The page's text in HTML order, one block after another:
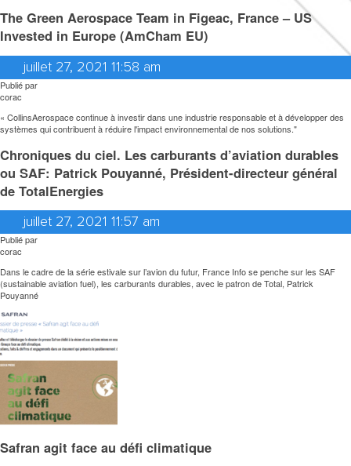
The Green Aerospace Team in Figeac, France – US
Invested in Europe (AmCham EU)
juillet 27, 2021 11:58 am
Publié par
corac
« CollinsAerospace continue à investir dans une industrie responsable et à développer des
systèmes qui contribuent à réduire l'impact environnemental de nos solutions."
Chroniques du ciel. Les carburants d’aviation durables
ou SAF: Patrick Pouyanné, Président-directeur général
de TotalEnergies
juillet 27, 2021 11:57 am
Publié par
corac
Dans le cadre de la série estivale sur l’avion du futur, France Info se penche sur les SAF
(sustainable aviation fuel), les carburants durables, avec le patron de Total, Patrick
Pouyanné
Safran agit face au défi climatique